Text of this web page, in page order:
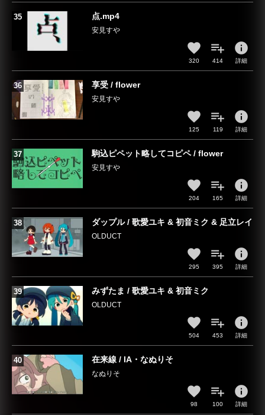
点.mp4
安見すや
320 414
info
詳細
享受 / flower
安見すや
125 119
info
詳細
駒込ピペット略してコピペ / flower
安見すや
204 165
info
詳細
ダップル / 歌愛ユキ & 初音ミク & 足立レイ
OLDUCT
295 395
info
詳細
みずたま / 歌愛ユキ & 初音ミク
OLDUCT
504 453
info
詳細
在来線 / IA・なぬりそ
なぬりそ
98 100
info
詳細